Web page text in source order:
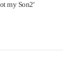
my Son2'